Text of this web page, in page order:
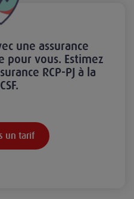
une assurance
pour vous. Estimez
RCP-PJ à la
un tarif